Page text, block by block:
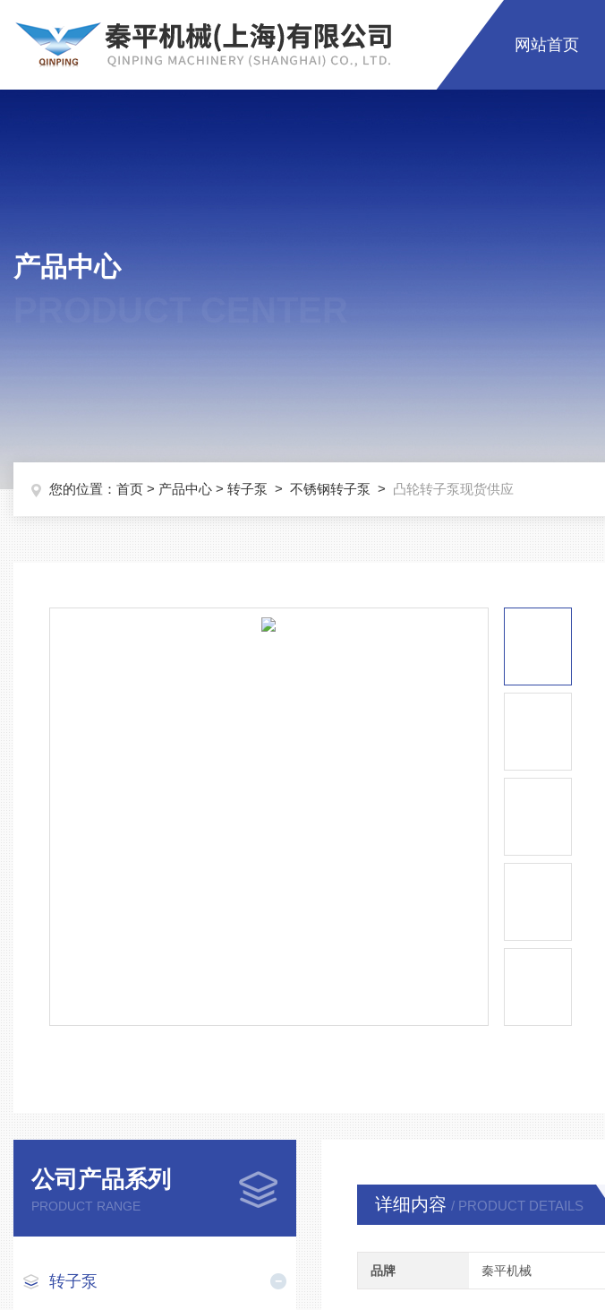
网站首页
产品中心
您的位置： 首页 > 产品中心 > 转子泵 > 不锈钢转子泵 > 凸轮转子泵现货供应
公司产品系列
PRODUCT RANGE
转子泵
详细内容 / PRODUCT DETAILS
品牌 秦平机械